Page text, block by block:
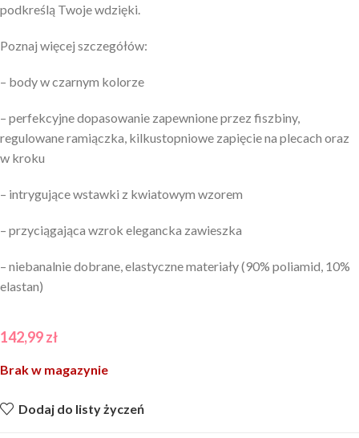
podkreślą Twoje wdzięki.
Poznaj więcej szczegółów:
– body w czarnym kolorze
– perfekcyjne dopasowanie zapewnione przez fiszbiny,
regulowane ramiączka, kilkustopniowe zapięcie na plecach oraz
w kroku
– intrygujące wstawki z kwiatowym wzorem
– przyciągająca wzrok elegancka zawieszka
– niebanalnie dobrane, elastyczne materiały (90% poliamid, 10%
elastan)
142,99zł
Brak w magazynie
Dodaj do listy życzeń